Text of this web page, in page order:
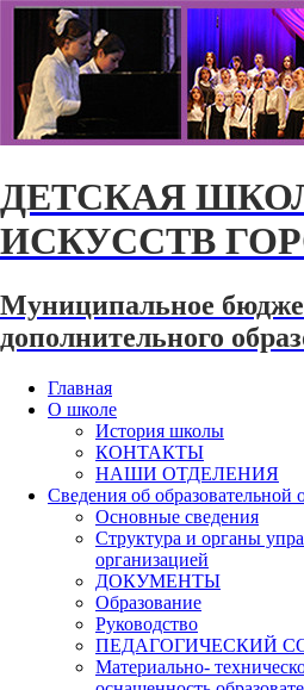
ДЕТСКАЯ
ИСКУССТВ
Муниципальное
дополнительного
Главная
О школе
История школы
КОНТАКТЫ
НАШИ ОТДЕЛЕНИЯ
Сведения об образовательной
Основные сведения
Структура и органы
организацией
ДОКУМЕНТЫ
Образование
Руководство
ПЕДАГОГИЧЕСКИЙ
Материально-